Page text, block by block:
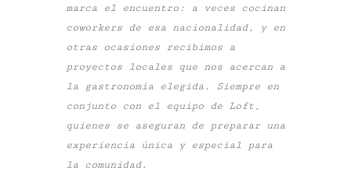
marca el encuentro: a veces cocinan
coworkers de esa nacionalidad, y en
otras ocasiones recibimos a
proyectos locales que nos acercan a
la gastronomía elegida. Siempre en
conjunto con el equipo de Loft,
quienes se aseguran de preparar una
experiencia única y especial para
la comunidad.